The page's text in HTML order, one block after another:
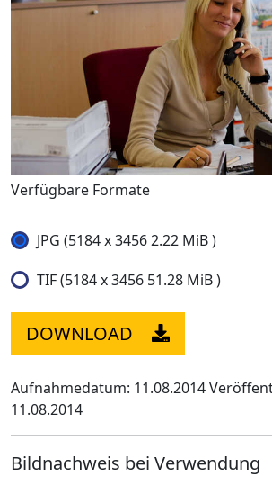
Verfügbare Formate
JPG (5184 x 3456 2.22 MiB )
TIF (5184 x 3456 51.28 MiB )
DOWNLOAD
Aufnahmedatum: 11.08.2014
11.08.2014
Bildnachweis bei Verwendung